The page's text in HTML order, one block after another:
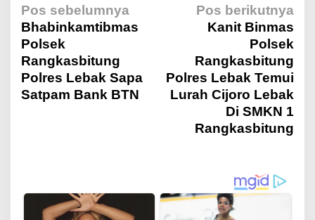
N
a
v
Pos sebelumnya
Bhabinkamtibmas
Polsek
Rangkasbitung
Polres Lebak Sapa
Satpam Bank BTN
Pos berikutnya
Kanit Binmas
Polsek
Rangkasbitung
Polres Lebak Temui
Lurah Cijoro Lebak
Di SMKN 1
Rangkasbitung